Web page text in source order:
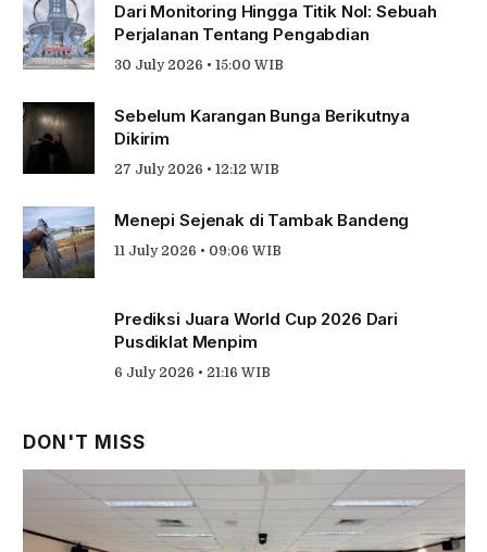
Dari Monitoring Hingga Titik Nol: Sebuah
Perjalanan Tentang Pengabdian
30 July 2026 • 15:00 WIB
Sebelum Karangan Bunga Berikutnya
Dikirim
27 July 2026 • 12:12 WIB
Menepi Sejenak di Tambak Bandeng
11 July 2026 • 09:06 WIB
Prediksi Juara World Cup 2026 Dari
Pusdiklat Menpim
6 July 2026 • 21:16 WIB
DON'T MISS